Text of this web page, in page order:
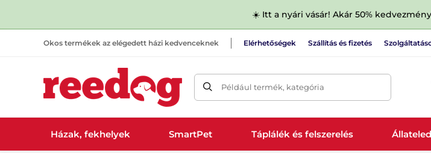
☀️ Itt a nyári vásár! Akár 50%
Okos termékek az elégedett házi kedvenceknek Elérhetőségek Szállítás és fizetés
Például termék, kategória
Házak, fekhelyek SmartPet Táplálék és felszerelés